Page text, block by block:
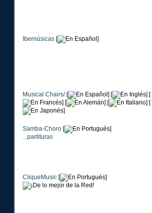
Ibernúsicas [ ]
Musical Chairs/[ ] [
] [
] [
] [
] [
]
Samba-Choro [
]
...partituras
CliqueMusic [ ]